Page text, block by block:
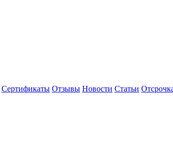
Сертификаты Отзывы Новости Статьи